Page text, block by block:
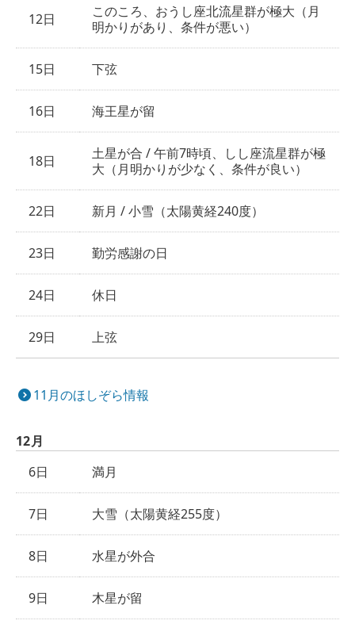
12日
このころ、おうし座北流星群が極大（月
明かりがあり、条件が悪い）
15日 下弦
16日 海王星が留
18日
土星が合 / 午前7時頃、しし座流星群が極
大（月明かりが少なく、条件が良い）
22日 新月 / 小雪（太陽黄経240度）
23日 勤労感謝の日
24日 休日
29日 上弦
11月のほしぞら情報
12月
6日
満月
7日 大雪（太陽黄経255度）
8日 水星が外合
9日 木星が留